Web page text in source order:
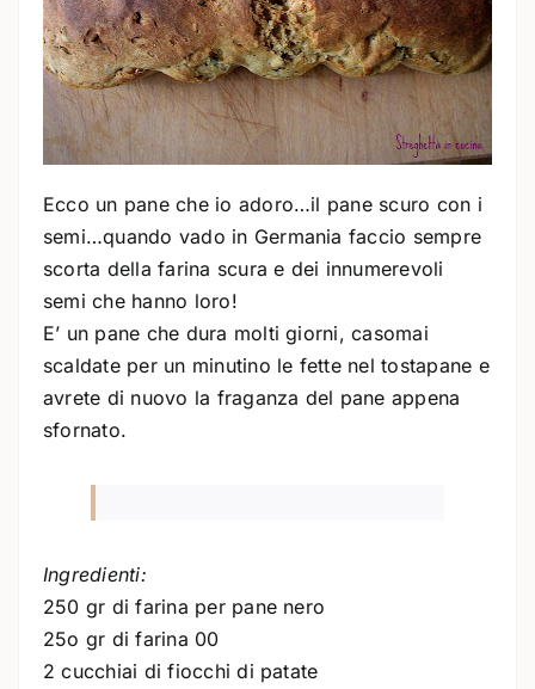
Ecco un pane che io adoro…il pane scuro con i
semi…quando vado in Germania faccio sempre
scorta della farina scura e dei innumerevoli
semi che hanno loro!
E’ un pane che dura molti giorni, casomai
scaldate per un minutino le fette nel tostapane e
avrete di nuovo la fraganza del pane appena
sfornato.
Ingredienti:
250 gr di farina per pane nero
25o gr di farina 00
2 cucchiai di fiocchi di patate